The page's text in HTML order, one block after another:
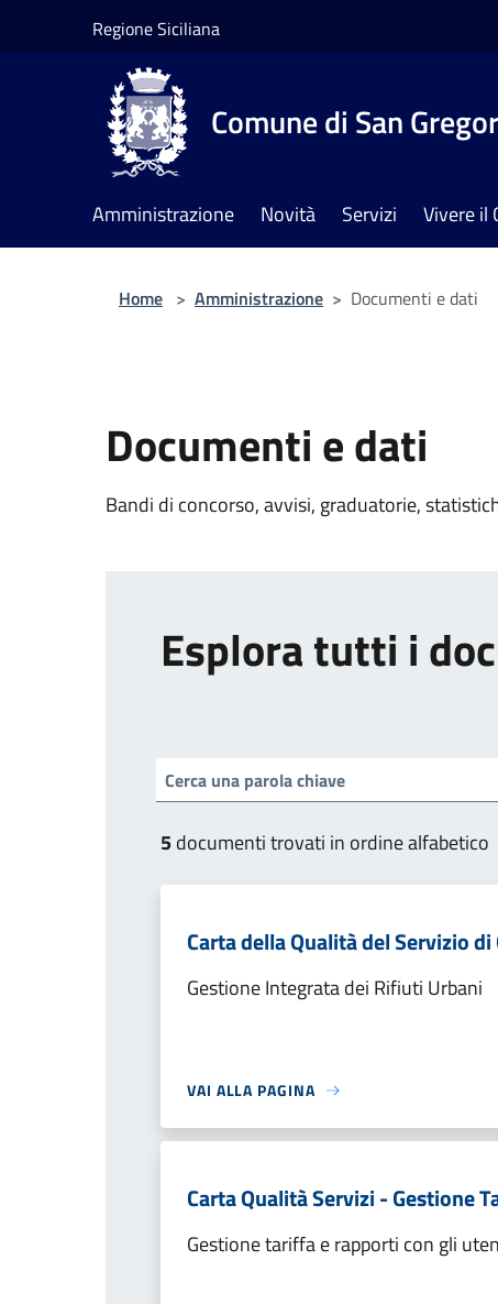
Regione Siciliana
Comune di San
Amministrazione Novità Servizi Vivere il
Home > Amministrazione > Documenti e dati
Documenti e dati
Bandi di concorso, avvisi, graduatorie,
Esplora tutti i
5documenti trovati in ordine alfabetico
Carta della Qualità del Servizio
Gestione Integrata dei Rifiuti Urbani
VAI ALLA PAGINA
Carta Qualità Servizi - Gestione
Gestione tariffa e rapporti con gli